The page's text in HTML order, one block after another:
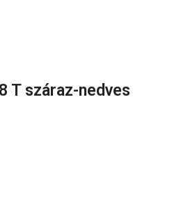
T száraz-nedves